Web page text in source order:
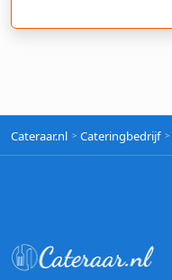
Cateraar.nl Cateringbedrijf